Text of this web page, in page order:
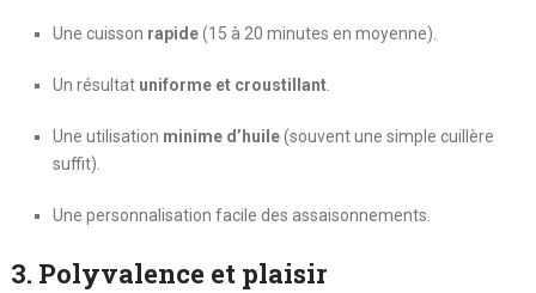
Une cuisson rapide(15 à 20 minutes en moyenne).
Un résultat uniforme et croustillant.
Une utilisation minime d’huile(souvent une simple cuillère
suffit).
Une personnalisation facile des assaisonnements.
3. Polyvalence et plaisir